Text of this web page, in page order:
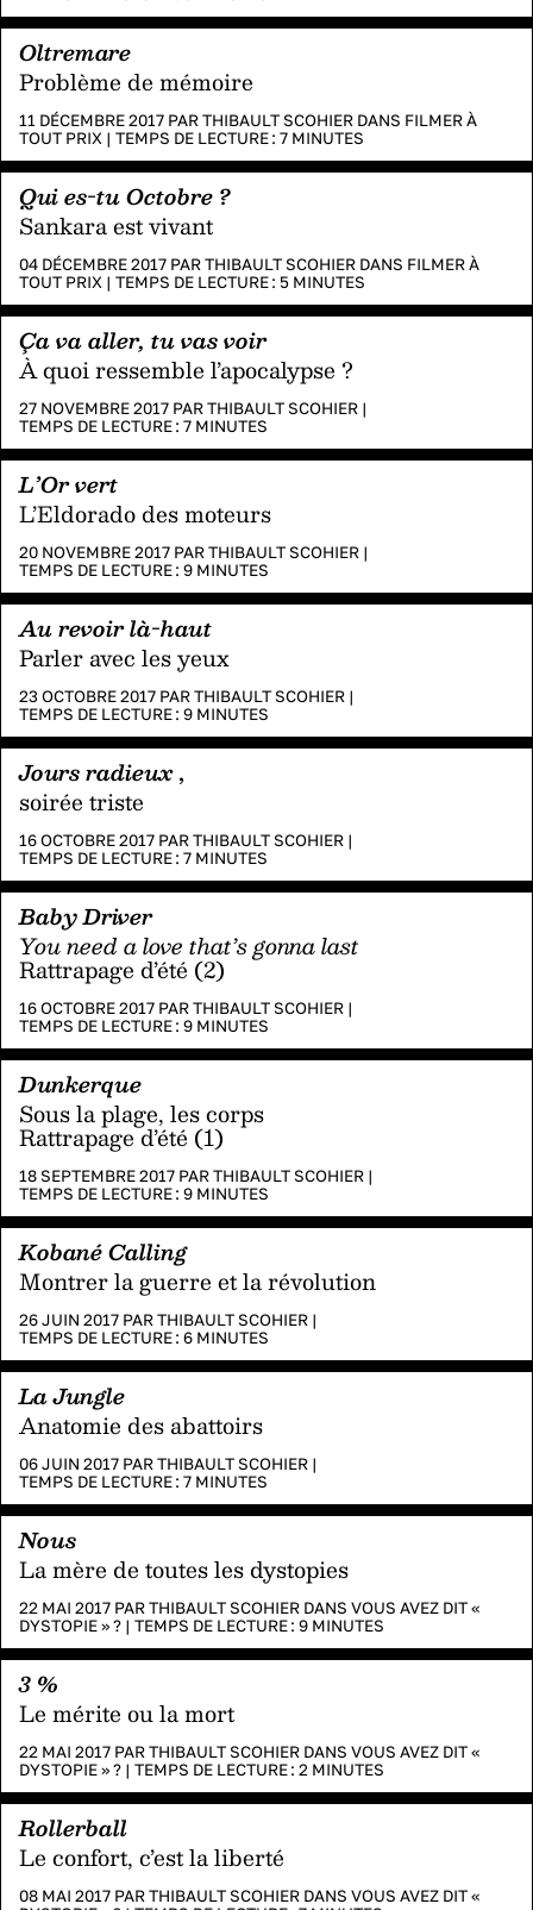
Oltremare
Problème de mémoire
11 DÉCEMBRE 2017 PARTHIBAULT SCOHIER DANS FILMER À
TOUT PRIX | TEMPS DE LECTURE : 7 MINUTES
Qui es-tu Octobre ?
Sankara est vivant
04 DÉCEMBRE 2017 PARTHIBAULT SCOHIER DANS FILMER À
TOUT PRIX | TEMPS DE LECTURE : 5 MINUTES
Ça va aller, tu vas voir
À quoi ressemble l’apocalypse ?
27 NOVEMBRE 2017 PARTHIBAULT SCOHIER |
TEMPS DE LECTURE : 7 MINUTES
L’Or vert
L’Eldorado des moteurs
20 NOVEMBRE 2017 PARTHIBAULT SCOHIER |
TEMPS DE LECTURE : 9 MINUTES
Au revoir là-haut
Parler avec les yeux
23 OCTOBRE 2017 PARTHIBAULT SCOHIER |
TEMPS DE LECTURE : 9 MINUTES
Jours radieux,
soirée triste
16 OCTOBRE 2017 PARTHIBAULT SCOHIER |
TEMPS DE LECTURE : 7 MINUTES
Baby Driver
You need a love that’s gonna last
Rattrapage d’été (2)
16 OCTOBRE 2017 PARTHIBAULT SCOHIER |
TEMPS DE LECTURE : 9 MINUTES
Dunkerque
Sous la plage, les corps
Rattrapage d’été (1)
18 SEPTEMBRE 2017 PARTHIBAULT SCOHIER |
TEMPS DE LECTURE : 9 MINUTES
Kobané Calling
Montrer la guerre et la révolution
26 JUIN 2017 PARTHIBAULT SCOHIER |
TEMPS DE LECTURE : 6 MINUTES
La Jungle
Anatomie des abattoirs
06 JUIN 2017 PARTHIBAULT SCOHIER |
TEMPS DE LECTURE : 7 MINUTES
Nous
La mère de toutes les dystopies
22 MAI 2017 PARTHIBAULT SCOHIER DANS VOUS AVEZ DIT «
DYSTOPIE » ? | TEMPS DE LECTURE : 9 MINUTES
3 %
Le mérite ou la mort
22 MAI 2017 PARTHIBAULT SCOHIER DANS VOUS AVEZ DIT «
DYSTOPIE » ? | TEMPS DE LECTURE : 2 MINUTES
Rollerball
Le confort, c’est la liberté
08 MAI 2017 PARTHIBAULT SCOHIER DANS VOUS AVEZ DIT «